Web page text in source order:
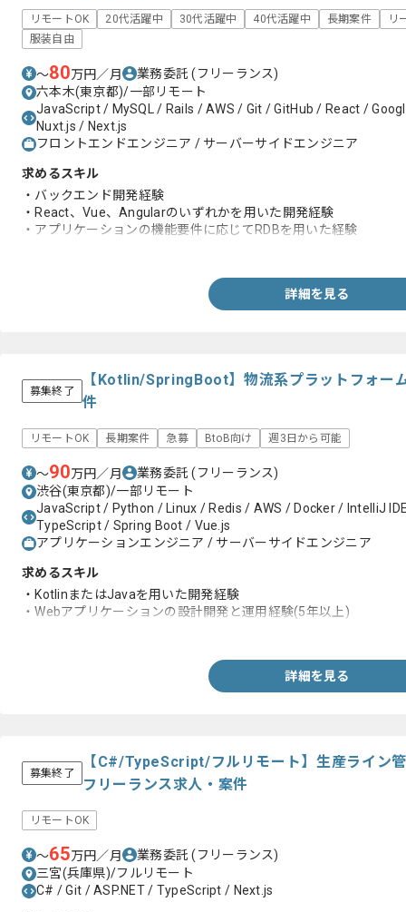
リモートOK 20代活躍中 30代活躍中 40代活躍中 長期案件
リ
服装自由
〜80万円／月 業務委託(フリーランス)
六本木(東京都)/一部リモート
JavaScript / MySQL / Rails / AWS / Git / GitHub / React /
Nuxt.js / Next.js
フロントエンドエンジニア / サーバーサイドエンジニア
求めるスキル
・バックエンド開発経験
・React、Vue、Angularのいずれかを用いた開発経験
・アプリケーションの機能要件に応じてRDBを用いた経験
詳細を見る
募集終了
【Kotlin/SpringBoot】物流系プラットフォー
件
リモートOK 長期案件 急募 BtoB向け 週3日から可能
〜90万円／月 業務委託(フリーランス)
渋谷(東京都)/一部リモート
JavaScript / Python / Linux / Redis / AWS / Docker / IntelliJ
TypeScript / Spring Boot / Vue.js
アプリケーションエンジニア / サーバーサイドエンジニア
求めるスキル
・KotlinまたはJavaを用いた開発経験
・Webアプリケーションの設計開発と運用経験(5年以上)
詳細を見る
募集終了
【C#/TypeScript/フルリモート】生産ライン
フリーランス求人・案件
リモートOK
〜65万円／月 業務委託(フリーランス)
三宮(兵庫県)/フルリモート
C# / Git / ASP.NET / TypeScript / Next.js